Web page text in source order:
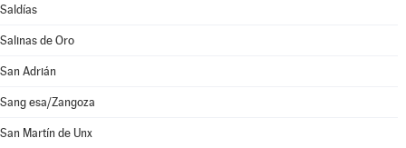
Saldías
Salinas de Oro
San Adrián
Sang esa/Zangoza
San Martín de Unx